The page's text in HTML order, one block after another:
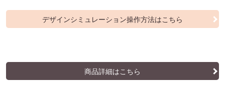
デザインシミュレーション操作方法はこちら
商品詳細はこちら